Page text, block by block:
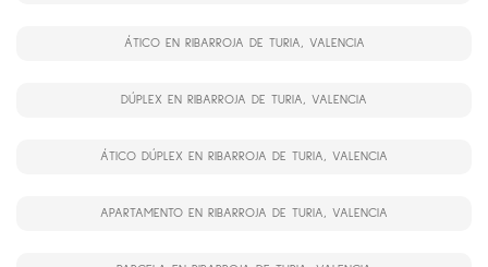
ÁTICO EN RIBARROJA DE TURIA, VALENCIA
DÚPLEX EN RIBARROJA DE TURIA, VALENCIA
ÁTICO DÚPLEX EN RIBARROJA DE TURIA, VALENCIA
APARTAMENTO EN RIBARROJA DE TURIA, VALENCIA